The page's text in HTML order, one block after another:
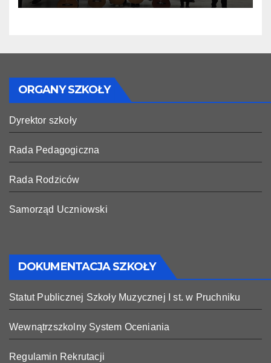
ORGANY SZKOŁY
Dyrektor szkoły
Rada Pedagogiczna
Rada Rodziców
Samorząd Uczniowski
DOKUMENTACJA SZKOŁY
Statut Publicznej Szkoły Muzycznej I st. w Pruchniku
Wewnątrzszkolny System Oceniania
Regulamin Rekrutacji